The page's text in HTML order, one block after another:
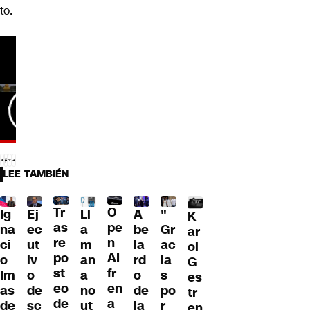
to.
LEE TAMBIÉN
Ig
na
ci
o
Im
as
de
Ej
ec
ut
iv
o
de
sc
Tr
as
re
po
st
eo
de
Ll
a
m
an
a
no
ut
O
pe
n
AI
fr
en
a
A
be
la
rd
o
de
la
"
Gr
ac
ia
s
po
r
K
ar
ol
G
es
tr